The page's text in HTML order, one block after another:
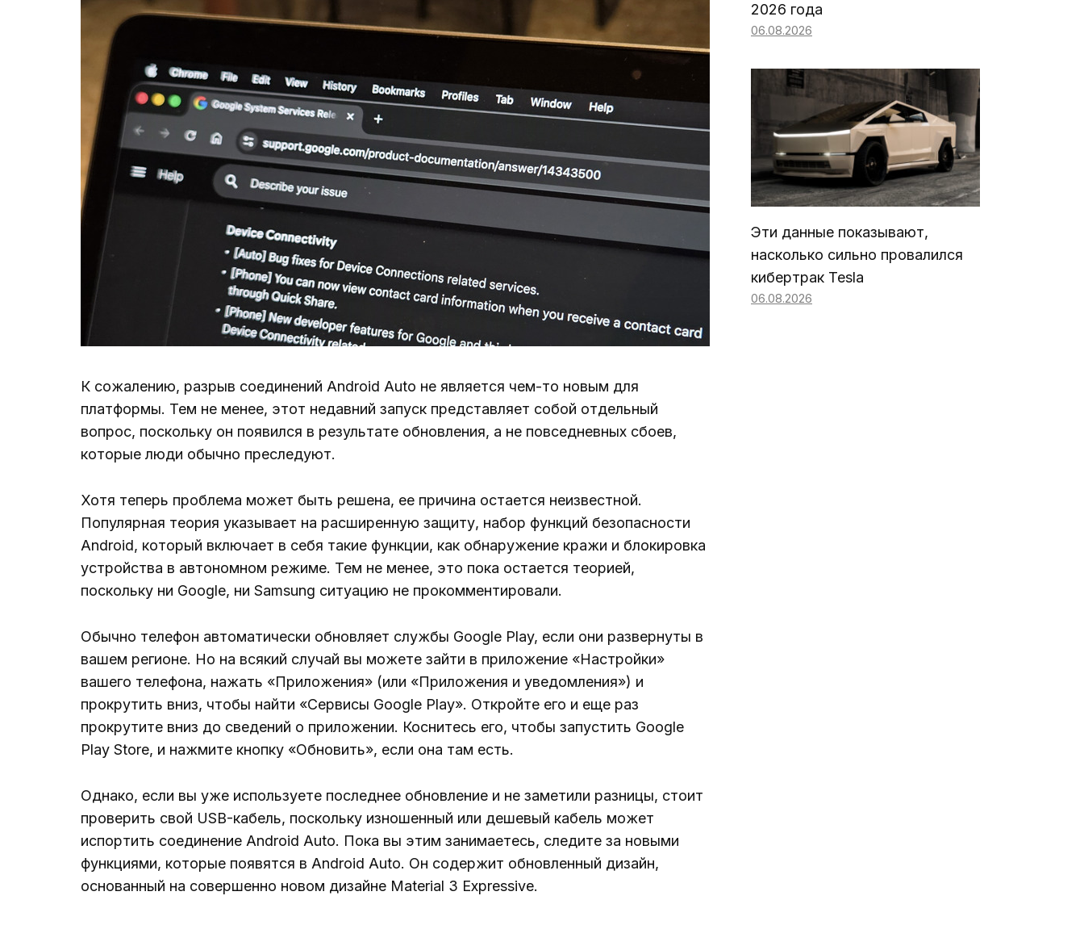
К сожалению, разрыв соединений Android Auto не является чем-то новым для
платформы. Тем не менее, этот недавний запуск представляет собой отдельный
вопрос, поскольку он появился в результате обновления, а не повседневных сбоев,
которые люди обычно преследуют.
Хотя теперь проблема может быть решена, ее причина остается неизвестной.
Популярная теория указывает на расширенную защиту, набор функций безопасности
Android, который включает в себя такие функции, как обнаружение кражи и блокировка
устройства в автономном режиме. Тем не менее, это пока остается теорией,
поскольку ни Google, ни Samsung ситуацию не прокомментировали.
Обычно телефон автоматически обновляет службы Google Play, если они развернуты в
вашем регионе. Но на всякий случай вы можете зайти в приложение «Настройки»
вашего телефона, нажать «Приложения» (или «Приложения и уведомления») и
прокрутить вниз, чтобы найти «Сервисы Google Play». Откройте его и еще раз
прокрутите вниз до сведений о приложении. Коснитесь его, чтобы запустить Google
Play Store, и нажмите кнопку «Обновить», если она там есть.
Однако, если вы уже используете последнее обновление и не заметили разницы, стоит
проверить свой USB-кабель, поскольку изношенный или дешевый кабель может
испортить соединение Android Auto. Пока вы этим занимаетесь, следите за новыми
функциями, которые появятся в Android Auto. Он содержит обновленный дизайн,
основанный на совершенно новом дизайне Material 3 Expressive.
2026 года
06.08.2026
Эти данные показывают,
насколько сильно провалился
кибертрак Tesla
06.08.2026